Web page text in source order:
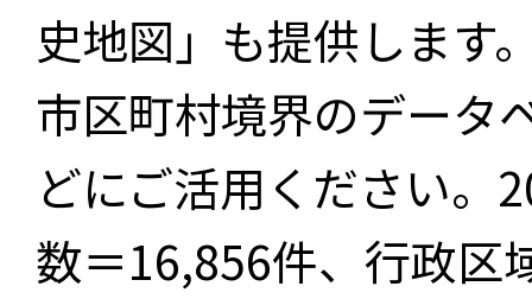
史地図」も提供します
市区町村境界のデータ
どにご活用ください。
数＝16,856件、行政区